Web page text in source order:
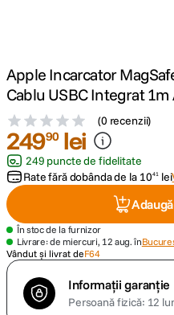
trepied telefon
4. peak design
5. canon sx740 hs
7. card memorie
8. ulanzi
Apple Incarcator
Cablu USBC Integrat 1m
(0 recenzii)
24990 lei
249 puncte de fidelitate
Rate fără dobânda de la 1041 lei
În stoc de la furnizor
Livrare: de miercuri, 12 aug. în
Vândut și livrat deF64
Informații garanție
Persoană fizică: 12